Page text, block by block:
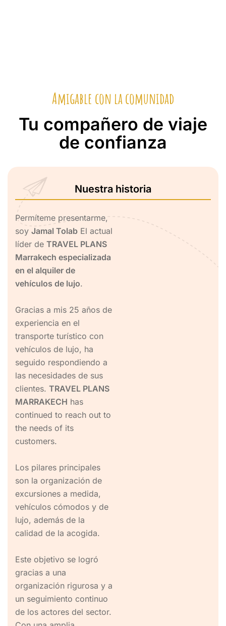
Amigable con la comunidad
Tu compañero de viaje
de confianza
Nuestra historia
Permíteme presentarme,
soy Jamal Tolab El actual
líder de TRAVEL PLANS
Marrakech especializada
en el alquiler de
vehículos de lujo.
Gracias a mis 25 años de
experiencia en el
transporte turístico con
vehículos de lujo, ha
seguido respondiendo a
las necesidades de sus
clientes. TRAVEL PLANS
MARRAKECH has
continued to reach out to
the needs of its
customers.
Los pilares principales
son la organización de
excursiones a medida,
vehículos cómodos y de
lujo, además de la
calidad de la acogida.
Este objetivo se logró
gracias a una
organización rigurosa y a
un seguimiento continuo
de los actores del sector.